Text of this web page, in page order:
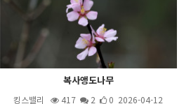
복사앵도나무
킹스밸리 417 2 0 2026-04-12